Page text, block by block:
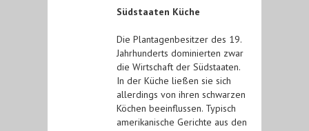
Südstaaten Küche
Die Plantagenbesitzer des 19.
Jahrhunderts dominierten zwar
die Wirtschaft der Südstaaten.
In der Küche ließen sie sich
allerdings von ihren schwarzen
Köchen beeinflussen. Typisch
amerikanische Gerichte aus den